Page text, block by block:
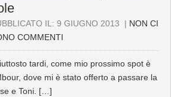
IL: 9 GIUGNO 2013 | NON CI
COMMENTI
tardi, come mio prossimo spot è
dove mi è stato offerto a passare la
e Toni. […]